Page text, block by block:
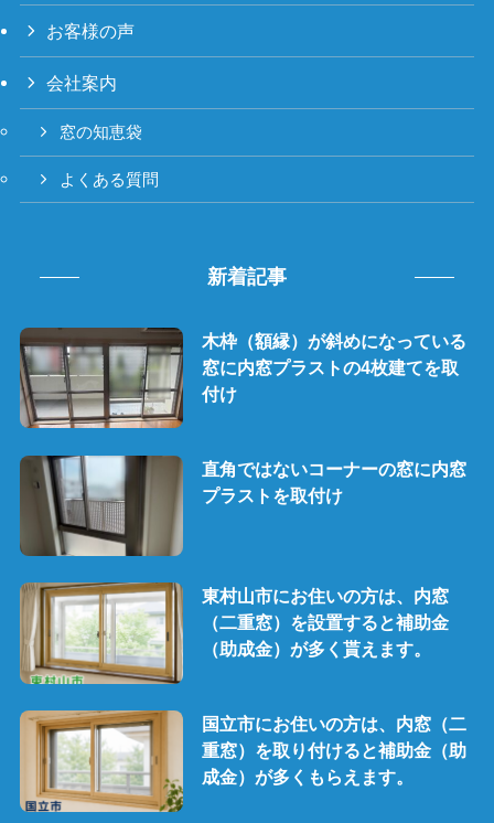
お客様の声
会社案内
窓の知恵袋
よくある質問
新着記事
木枠（額縁）が斜めになっている
窓に内窓プラストの4枚建てを取
付け
直角ではないコーナーの窓に内窓
プラストを取付け
東村山市にお住いの方は、内窓
（二重窓）を設置すると補助金
（助成金）が多く貰えます。
国立市にお住いの方は、内窓（二
重窓）を取り付けると補助金（助
成金）が多くもらえます。